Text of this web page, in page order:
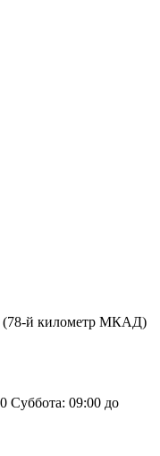
(78-й километр МКАД)
Суббота: 09:00 до